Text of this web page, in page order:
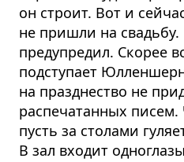
он строит. Вот и
не пришли на свадьбу.
предупредил. Скорее
подступает
на празднество не
распечатанных
пусть за столами
В зал входит